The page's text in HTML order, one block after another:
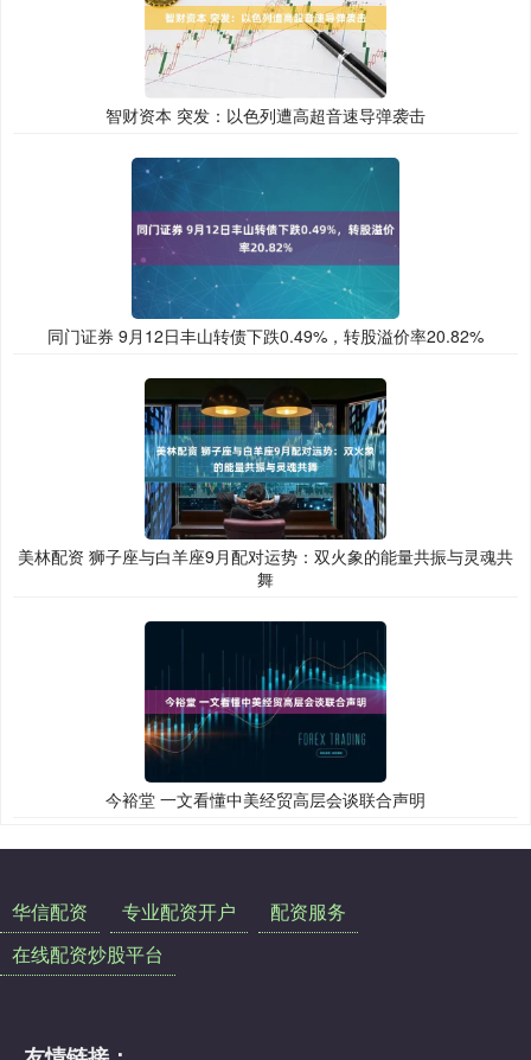
智财资本 突发：以色列遭高超音速导弹袭击
同门证券 9月12日丰山转债下跌0.49%，转股溢价率20.82%
美林配资 狮子座与白羊座9月配对运势：双火象的能量共振与灵魂共
舞
今裕堂 一文看懂中美经贸高层会谈联合声明
华信配资 专业配资开户
配资服务
在线配资炒股平台